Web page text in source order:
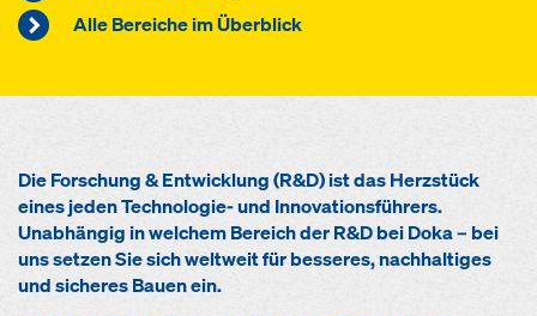
Alle Bereiche im Überblick
Die Forschung & Entwicklung (R&D) ist das Herzstück
eines jeden Technologie- und Innovationsführers.
Unabhängig in welchem Bereich der R&D bei Doka – bei
uns setzen Sie sich weltweit für besseres, nachhaltiges
und sicheres Bauen ein.